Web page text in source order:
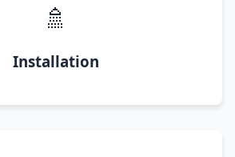
🚿
Installation